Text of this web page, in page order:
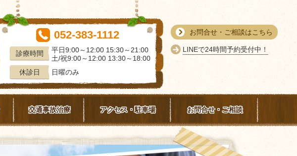
052-383-1112
診療時間
平日9:00～12:00 15:30～21:00
土/祝9:00～12:00 13:30～18:00
休診日
日曜のみ
お問合せ・ご相談はこちら
LINEで24時間予約受付中！
交通事故治療 アクセス・駐車場 お問合せ・ご相談